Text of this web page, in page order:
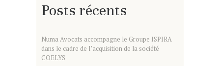
Posts récents
Numa Avocats accompagne le Groupe ISPIRA
dans le cadre de l’acquisition de la société
COELYS